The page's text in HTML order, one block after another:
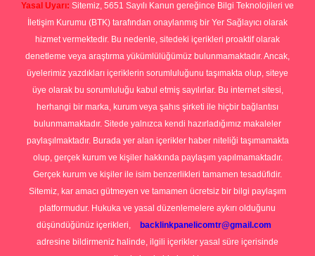
Yasal Uyarı: Sitemiz, 5651 Sayılı Kanun gereğince Bilgi Teknolojileri ve
İletişim Kurumu (BTK) tarafından onaylanmış bir Yer Sağlayıcı olarak
hizmet vermektedir. Bu nedenle, sitedeki içerikleri proaktif olarak
denetleme veya araştırma yükümlülüğümüz bulunmamaktadır. Ancak,
üyelerimiz yazdıkları içeriklerin sorumluluğunu taşımakta olup, siteye
üye olarak bu sorumluluğu kabul etmiş sayılırlar. Bu internet sitesi,
herhangi bir marka, kurum veya şahıs şirketi ile hiçbir bağlantısı
bulunmamaktadır. Sitede yalnızca kendi hazırladığımız makaleler
paylaşılmaktadır. Burada yer alan içerikler haber niteliği taşımamakta
olup, gerçek kurum ve kişiler hakkında paylaşım yapılmamaktadır.
Gerçek kurum ve kişiler ile isim benzerlikleri tamamen tesadüfidir.
Sitemiz, kar amacı gütmeyen ve tamamen ücretsiz bir bilgi paylaşım
platformudur. Hukuka ve yasal düzenlemelere aykırı olduğunu
düşündüğünüz içerikleri,
backlinkpanelicomtr@gmail.com
adresine bildirmeniz halinde, ilgili içerikler yasal süre içerisinde